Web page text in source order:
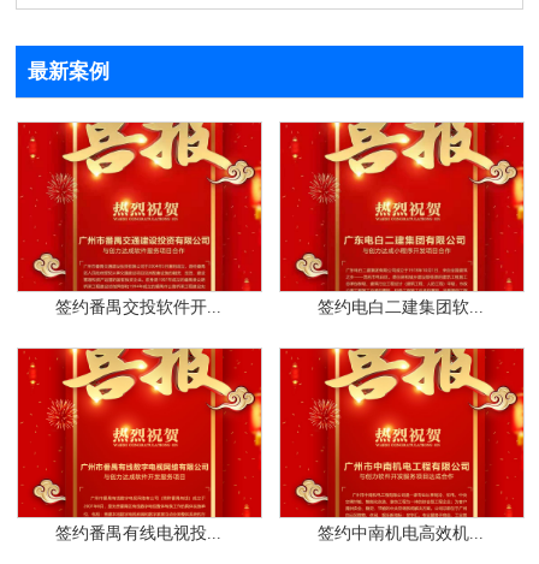
最新案例
签约番禺交投软件开... 签约电白二建集团软...
签约番禺有线电视投... 签约中南机电高效机...